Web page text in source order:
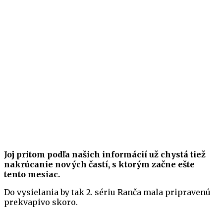
Joj pritom podľa našich informácií už chystá tiež
nakrúcanie nových častí, s ktorým začne ešte
tento mesiac.
Do vysielania by tak 2. sériu Ranča mala pripravenú
prekvapivo skoro.